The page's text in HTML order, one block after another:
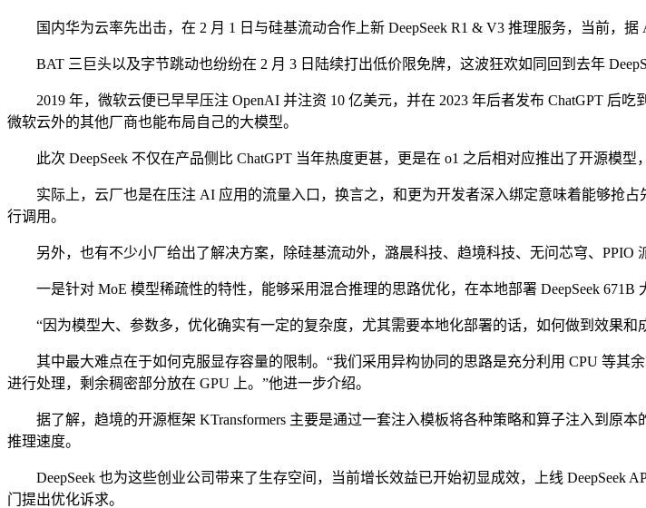
国内华为云率先出击，在 2 月 1 日与硅基流动合作上新 DeepSeek R1 & V3 推理服务，当前，据
BAT 三巨头以及字节跳动也纷纷在 2 月 3 日陆续打出低价限免牌，这波狂欢如同回到去年
2019 年，微软云便已早早压注 OpenAI 并注资 10 亿美元，并在 2023 年后者发布 ChatGPT 后
微软云外的其他厂商也能布局自己的大模型。
此次 DeepSeek 不仅在产品侧比 ChatGPT 当年热度更甚，更是在 o1 之后相对应推出了开源模型
实际上，云厂也是在压注 AI 应用的流量入口，换言之，和更为开发者深入绑定意味着能够抢占
行调用。
另外，也有不少小厂给出了解决方案，除硅基流动外，潞晨科技、趋境科技、无问芯穹、PPIO 派
一是针对 MoE 模型稀疏性的特性，能够采用混合推理的思路优化，在本地部署 DeepSeek 671B
“因为模型大、参数多，优化确实有一定的复杂度，尤其需要本地化部署的话，如何做到效果和
其中最大难点在于如何克服显存容量的限制。“我们采用异构协同的思路是充分利用 CPU 等其
进行处理，剩余稠密部分放在 GPU 上。”他进一步介绍。
据了解，趋境的开源框架 KTransformers 主要是通过一套注入模板将各种策略和算子注入到原本
推理速度。
DeepSeek 也为这些创业公司带来了生存空间，当前增长效益已开始初显成效，上线 DeepSeek
门提出优化诉求。